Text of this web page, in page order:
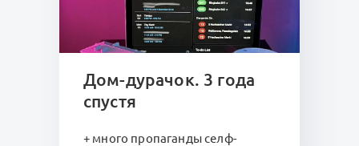
Дом-дурачок. 3 года
спустя
+ много пропаганды селф-